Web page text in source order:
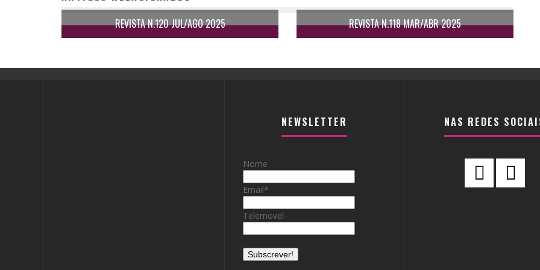
REVISTA N.120 JUL/AGO 2025
REVISTA N.118 MAR/ABR 2025
NEWSLETTER
Nome
Email*
Telemovel
NAS REDES